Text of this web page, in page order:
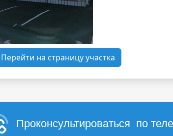
Перейти на страницу участка